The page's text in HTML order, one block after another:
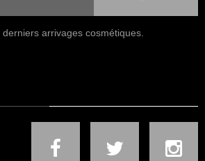
arrivages cosmétiques.